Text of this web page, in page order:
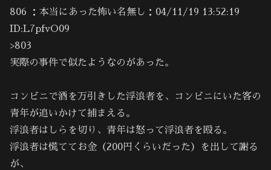
806 ：本当にあった怖い名無し：04/11/19 13:52:19
ID:L7pfvO09
>803
実際の事件で似たようなのがあった。
コンビニで酒を万引きした浮浪者を、コンビニにいた客の
青年が追いかけて捕まえる。
浮浪者はしらを切り、青年は怒って浮浪者を殴る。
浮浪者は慌ててお金（200円くらいだった）を出して謝る
が、